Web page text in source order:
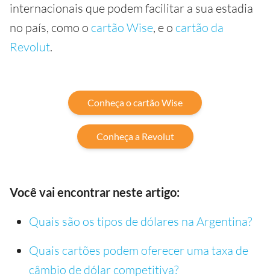
internacionais que podem facilitar a sua estadia
no país, como o cartão Wise, e o cartão da
Revolut.
Conheça o cartão Wise
Conheça a Revolut
Você vai encontrar neste artigo:
Quais são os tipos de dólares na Argentina?
Quais cartões podem oferecer uma taxa de
câmbio de dólar competitiva?